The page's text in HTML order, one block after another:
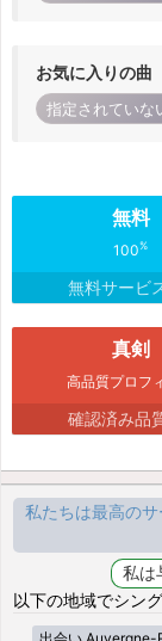
お気に入りの曲
指定されていな
無料
100%
無料サービ
真剣
高品質プロフ
確認済み品
私たちは最高のサ
以下の地域でシン